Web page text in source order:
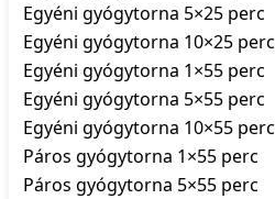
Egyéni gyógytorna 5×25 perc
Egyéni gyógytorna 10×25 perc
Egyéni gyógytorna 1×55 perc
Egyéni gyógytorna 5×55 perc
Egyéni gyógytorna 10×55 perc
Páros gyógytorna 1×55 perc
Páros gyógytorna 5×55 perc